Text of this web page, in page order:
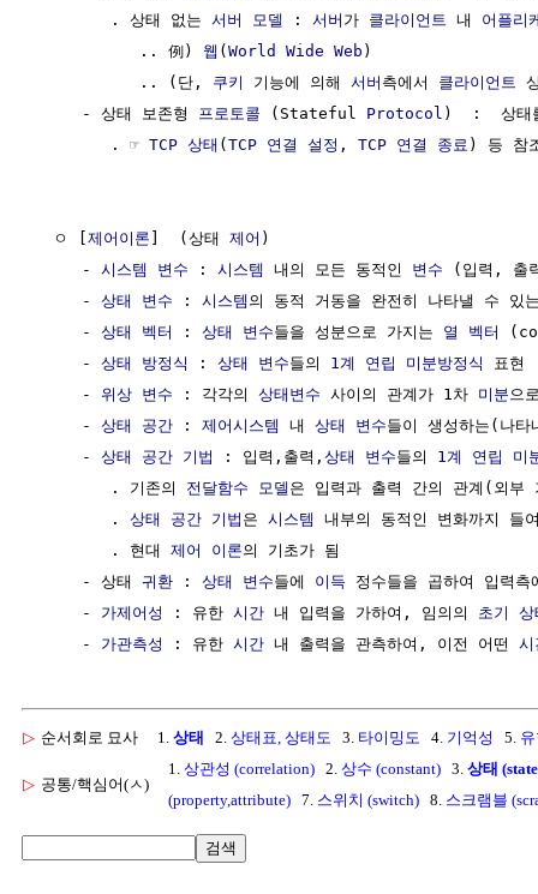
        . 상태 없는
서버 모델 : 서버 가 클라이언트 내 어플리
           .. 例)
웹 ( World Wide Web )
           .. (단,
쿠키 기능에 의해 서버 측에서 클라이언트
     - 상태 보존형
프로토콜 (Stateful Protocol )  :  상태
        . ☞
TCP 상태 ( TCP 연결 설정 , TCP 연결 종료 ) 등 참
  ㅇ [
제어이론 ]  (상태 제어 )
     -
시스템 변수 : 시스템 내의 모든 동적인 변수 (입력, 출
     -
상태 변수 : 시스템 의 동적 거동을 완전히 나타낼 수 있
     -
상태 벡터 : 상태 변수들을 성분으로 가지는 열 벡터
     -
상태 방정식 : 상태 변수들의 1계 연립 미분방정식
표현
     -
위상 변수 : 각각의 상태변수 사이의 관계가 1차 미분으
     -
상태 공간 : 제어시스템 내 상태 변수들이 생성하는(나
     -
상태 공간 기법 : 입력,출력, 상태 변수들의 1계 연립 미
        . 기존의
전달함수 모델 은 입력과 출력 간의 관계(외부
        .
상태 공간 기법 은 시스템
내부의 동적인 변화까지 들
        . 현대
제어 이론의 기초가 됨
     - 상태
귀환 : 상태 변수들에 이득 정수들을 곱하여 입력
     -
가제어성 : 유한 시간 내 입력을 가하여, 임의의 초기 상
     -
가관측성 : 유한 시간 내 출력을 관측하여, 이전 어떤 시
▷ 순서회로 묘사 1. 상태 2. 상태표, 상태도 3. 타이밍도 4. 기억성 5.
▷ 공통/핵심어(ㅅ)
1. 상관성 (correlation) 2. 상수 (constant) 3. 상태
(property,attribute) 7. 스위치 (switch) 8. 스크램블
검색